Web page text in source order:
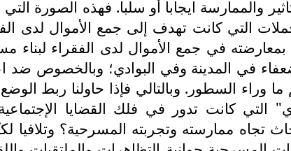
والممارسة ايجابا أو سلبا. فهذه الصورة
التي كانت تهدف إلى جمع الأموال لدى
في نواحي مكناس سنة 1922؛ وذلك بمعارضته في جمع
في المدينة وفي البوادي؛ وبالخصوص ضد
(1) هنا فاللبيب سيفهم ما وراء السطور. وبالتالي فإذا
كانت تدور في فلك القضايا
تجاه ممارسته وتجربته المسرحية؟ وتلافيا